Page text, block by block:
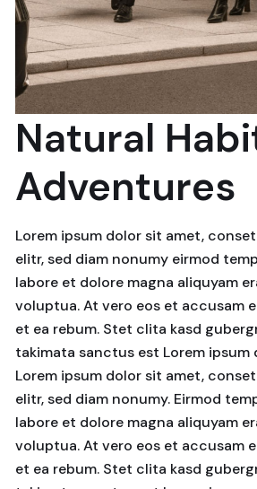
Natural
Adventures
Lorem ipsum dolor sit amet,
elitr, sed diam nonumy eirmod
labore et dolore magna aliquyam
voluptua. At vero eos et accusam
et ea rebum. Stet clita kasd
takimata sanctus est Lorem ipsum
Lorem ipsum dolor sit amet,
elitr, sed diam nonumy. Eirmod
labore et dolore magna aliquyam
voluptua. At vero eos et accusam
et ea rebum. Stet clita kasd